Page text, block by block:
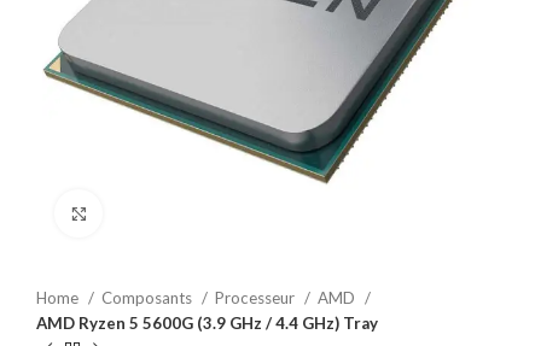
Home Composants Processeur
AMD
AMD Ryzen 5 5600G (3.9 GHz / 4.4 GHz) Tray